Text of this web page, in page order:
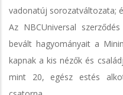
vadonatúj sorozatváltozata;
Az NBCUniversal
bevált hagyományait a
kapnak a kis nézők és
mint 20, egész estés